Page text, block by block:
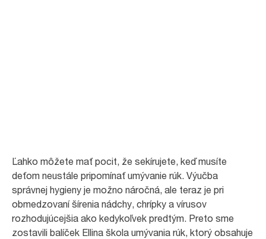
Ľahko môžete mať pocit, že sekírujete, keď musíte
deťom neustále pripomínať umývanie rúk. Výučba
správnej hygieny je možno náročná, ale teraz je pri
obmedzovaní šírenia nádchy, chrípky a vírusov
rozhodujúcejšia ako kedykoľvek predtým. Preto sme
zostavili balíček Ellina škola umývania rúk, ktorý obsahuje